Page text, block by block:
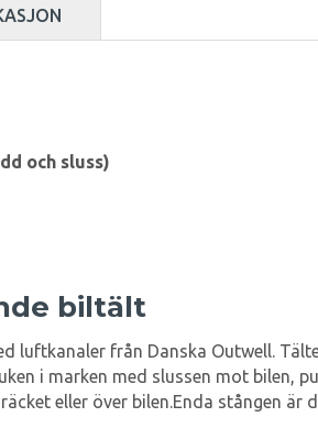
och sluss)
biltält
luftkanaler från Danska Outwell.
i marken med slussen mot bilen,
eller över bilen.Enda stången